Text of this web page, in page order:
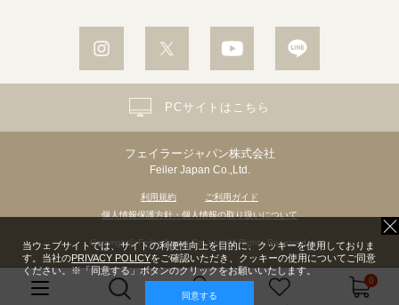
フェイラージャパン株式会社
Feiler Japan Co.,Ltd.
利用規約
ご利用ガイド
個人情報保護方針・個人情報の取り扱いについて
Copyright© Feiler Japan Co.,Ltd. All Rights Reserved.
PCサイトはこちら
0
当ウェブサイトでは、サイトの利便性向上を目的に、クッキーを使用しておりま
す。当社のPRIVACY POLICYをご確認いただき、クッキーの使用についてご同意
ください。※「同意する」ボタンのクリックをお願いいたします。
同意する